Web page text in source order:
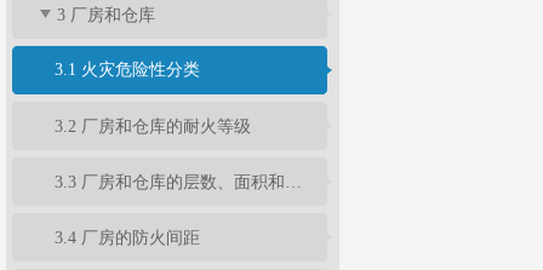
3 厂房和仓库
3.1 火灾危险性分类
3.2 厂房和仓库的耐火等级
3.4 厂房的防火间距